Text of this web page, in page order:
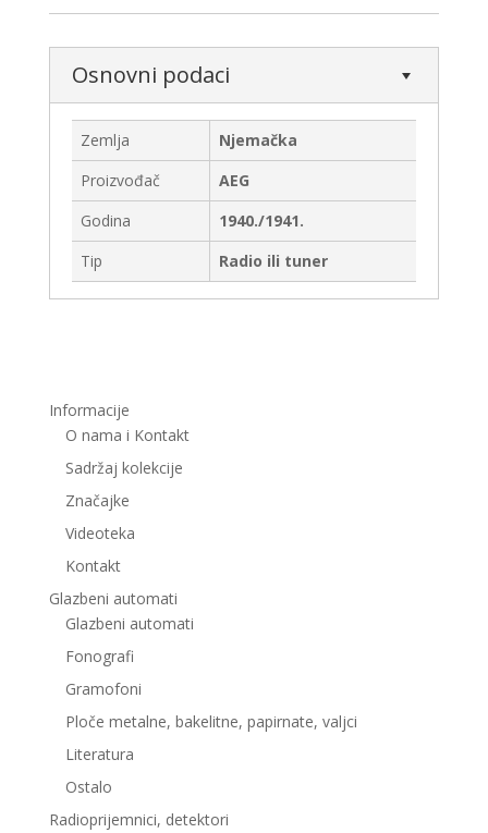
Osnovni podaci
Zemlja
Njemačka
Proizvođač
AEG
Godina
1940./1941.
Tip
Radio ili tuner
Informacije
O nama i Kontakt
Sadržaj kolekcije
Značajke
Videoteka
Kontakt
Glazbeni automati
Glazbeni automati
Fonografi
Gramofoni
Ploče metalne, bakelitne, papirnate, valjci
Literatura
Ostalo
Radioprijemnici, detektori